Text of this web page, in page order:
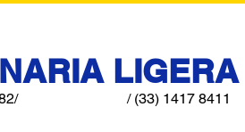
LIGERA
/ (33) 1417 8411